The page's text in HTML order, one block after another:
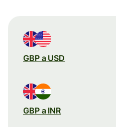
GBP a USD
GBP a INR